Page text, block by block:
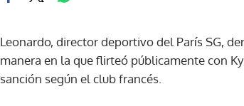
Leonardo, director deportivo del París SG,
manera en la que flirteó públicamente con
sanción según el club francés.